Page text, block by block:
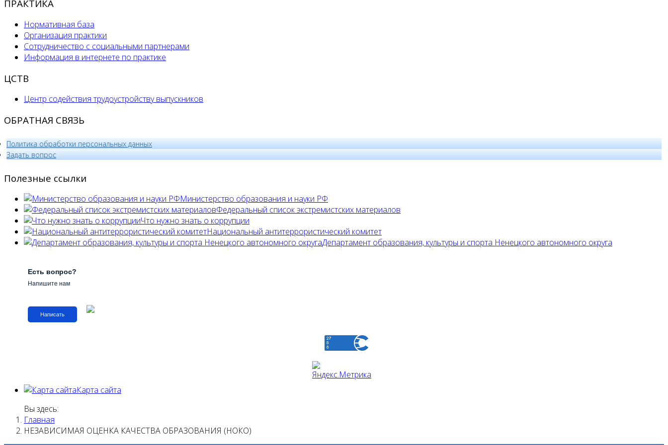
ПРАКТИКА
Нормативная база
Организация практики
Сотрудничество с социальными партнерами
Информация в интернете по практике
ЦСТВ
Центр содействия трудоустройству выпускников
ОБРАТНАЯ СВЯЗЬ
Политика обработки персональных данных
­Задать вопрос
Полезные ссылки
Министерство образования и науки РФ
Федеральный список экстремистских материалов
Что нужно знать о коррупции
Национальный антитеррористический комитет
Департамент образования, культуры и спорта Ненецкого автономного округа
Есть вопрос?
Напишите нам
Написать
Карта сайта
Вы здесь:
Главная
НЕЗАВИСИМАЯ ОЦЕНКА КАЧЕСТВА ОБРАЗОВАНИЯ (НОКО)